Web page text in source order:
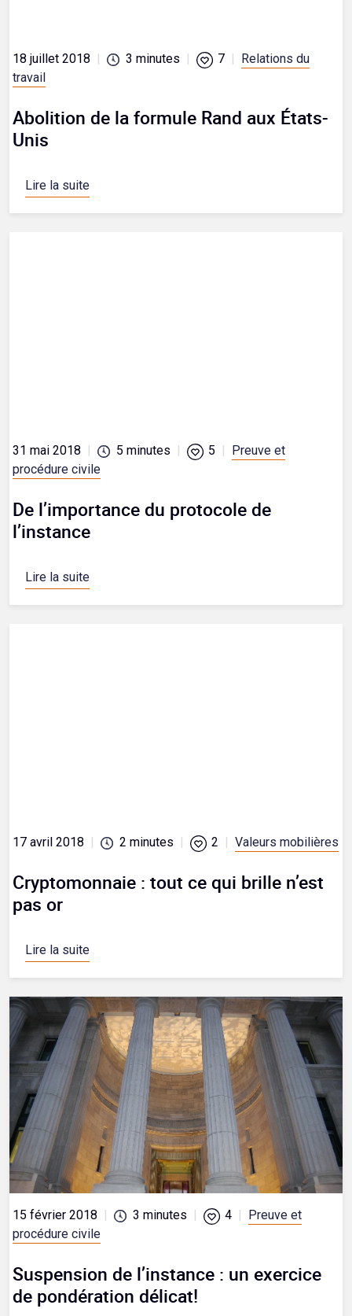
18 juillet 2018 3 minutes 7
Relations du
travail
Abolition de la formule Rand aux États-
Unis
Lire la suite
31 mai 2018 5 minutes 5
Preuve et
procédure civile
De l’importance du protocole de
l’instance
Lire la suite
17 avril 2018 2 minutes 2 Valeurs mobilières
Cryptomonnaie : tout ce qui brille n’est
pas or
Lire la suite
15 février 2018 3 minutes 4
Preuve et
procédure civile
Suspension de l’instance : un exercice
de pondération délicat!